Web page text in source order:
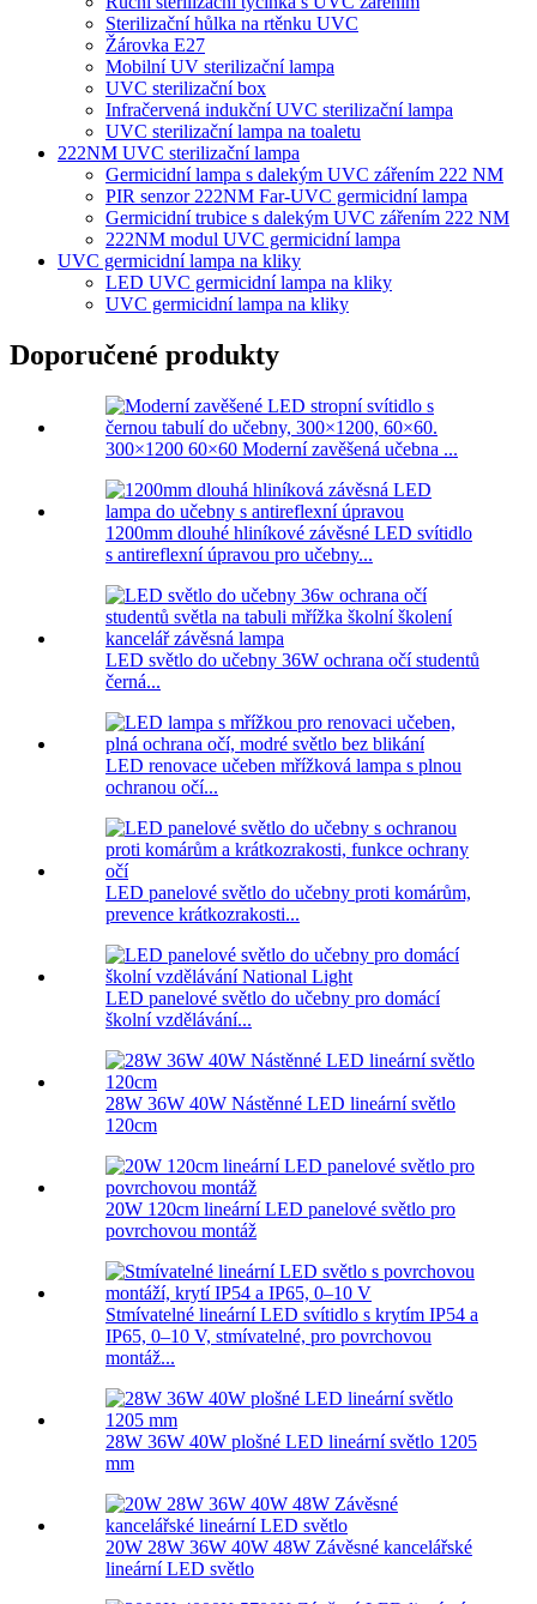
Sterilizační hůlka na rtěnku UVC
Žárovka E27
Mobilní UV sterilizační lampa
UVC sterilizační box
Infračervená indukční UVC sterilizační lampa
UVC sterilizační lampa na toaletu
222NM UVC sterilizační lampa
Germicidní lampa s dalekým UVC zářením 222 NM
PIR senzor 222NM Far-UVC germicidní lampa
Germicidní trubice s dalekým UVC zářením 222 NM
222NM modul UVC germicidní lampa
UVC germicidní lampa na kliky
LED UVC germicidní lampa na kliky
UVC germicidní lampa na kliky
Doporučené produkty
300×1200 60×60 Moderní zavěšená učebna ...
1200mm dlouhé hliníkové závěsné LED svítidlo
s antireflexní úpravou pro učebny...
LED světlo do učebny 36W ochrana očí studentů
černá...
LED renovace učeben mřížková lampa s plnou
ochranou očí...
LED panelové světlo do učebny proti komárům,
prevence krátkozrakosti...
LED panelové světlo do učebny pro domácí
školní vzdělávání...
28W 36W 40W Nástěnné LED lineární světlo
120cm
20W 120cm lineární LED panelové světlo pro
povrchovou montáž
Stmívatelné lineární LED svítidlo s krytím IP54 a
IP65, 0–10 V, stmívatelné, pro povrchovou
montáž...
28W 36W 40W plošné LED lineární světlo 1205
mm
20W 28W 36W 40W 48W Závěsné kancelářské
lineární LED světlo